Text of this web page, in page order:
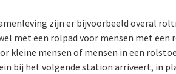
zijn er bijvoorbeeld overal
met een rolpad voor mensen met
kleine mensen of mensen in een
bij het volgende station arriveert, in